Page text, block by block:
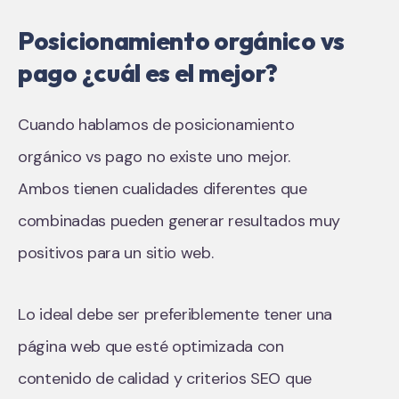
Posicionamiento orgánico vs
pago ¿cuál es el mejor?
Cuando hablamos de posicionamiento
orgánico vs pago no existe uno mejor.
Ambos tienen cualidades diferentes que
combinadas pueden generar resultados muy
positivos para un sitio web.
Lo ideal debe ser preferiblemente tener una
página web que esté optimizada con
contenido de calidad y criterios SEO que